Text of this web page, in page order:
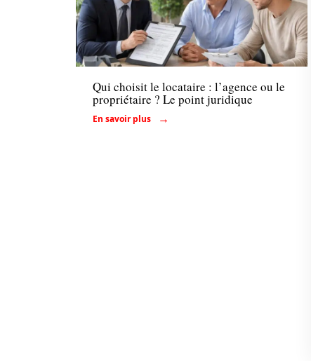
Conseils
Qui choisit le locataire : l’agence ou le
propriétaire ? Le point juridique
En savoir plus